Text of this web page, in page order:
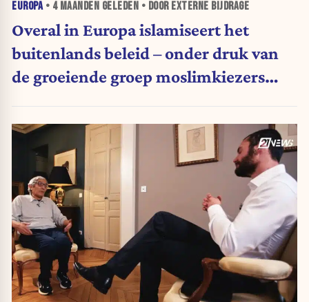
EUROPA• 4 MAANDEN GELEDEN • DOOR EXTERNE BIJDRAGE
Overal in Europa islamiseert het
buitenlands beleid – onder druk van
de groeiende groep moslimkiezers